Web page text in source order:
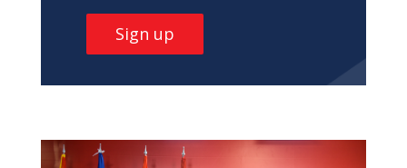
Sign up